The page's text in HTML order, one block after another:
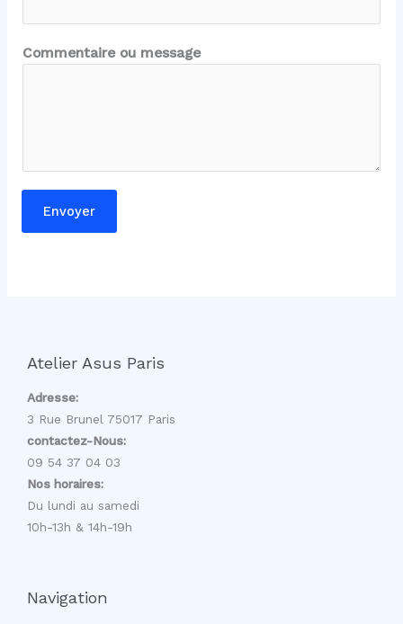
N
o
m
Commentaire ou message
Envoyer
Atelier Asus Paris
Adresse:
3 Rue Brunel 75017 Paris
contactez-Nous:
09 54 37 04 03
Nos horaires:
Du lundi au samedi
10h-13h & 14h-19h
Navigation